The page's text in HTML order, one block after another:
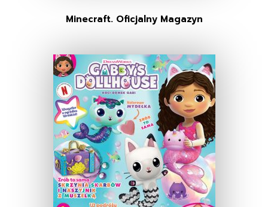
Minecraft. Oficjalny Magazyn